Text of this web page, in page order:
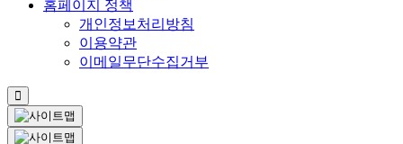
홈페이지 정책
개인정보처리방침
이용약관
이메일무단수집거부